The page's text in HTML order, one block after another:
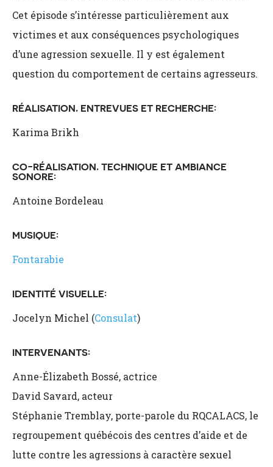
Cet épisode s’intéresse particulièrement aux
victimes et aux conséquences psychologiques
d’une agression sexuelle. Il y est également
question du comportement de certains agresseurs.
RÉALISATION, ENTREVUES ET RECHERCHE:
Karima Brikh
CO-RÉALISATION, TECHNIQUE ET AMBIANCE
SONORE:
Antoine Bordeleau
MUSIQUE:
Fontarabie
IDENTITÉ VISUELLE:
Jocelyn Michel (Consulat)
INTERVENANTS:
Anne-Élizabeth Bossé, actrice
David Savard, acteur
Stéphanie Tremblay, porte-parole du RQCALACS, le
regroupement québécois des centres d’aide et de
lutte contre les agressions à caractère sexuel